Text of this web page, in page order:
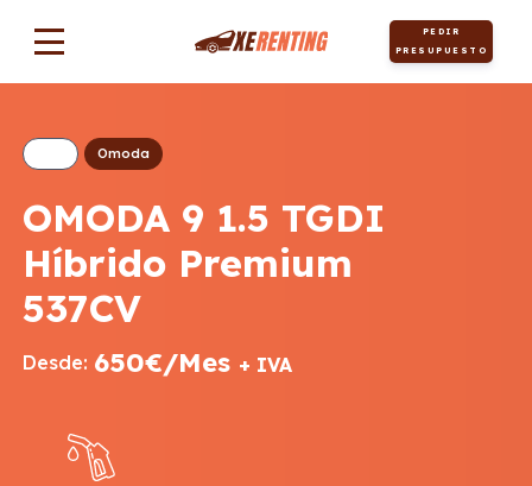
PEDIR
PRESUPUESTO
Omoda
OMODA 9 1.5 TGDI
Híbrido Premium
537CV
Desde: 650€/Mes + IVA